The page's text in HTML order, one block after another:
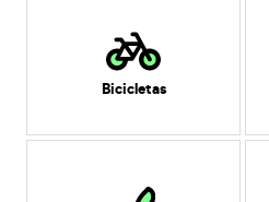
Bicicletas